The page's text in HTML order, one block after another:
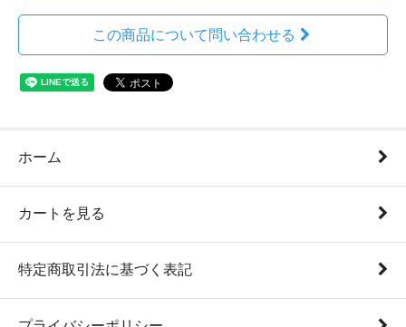
この商品について問い合わせる
ホーム
カートを見る
特定商取引法に基づく表記